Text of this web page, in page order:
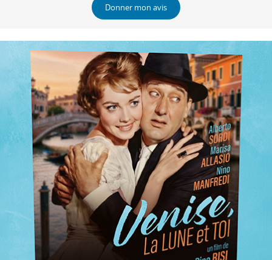
Donner mon avis